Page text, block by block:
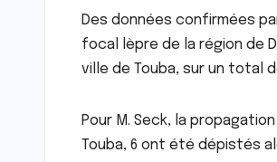
Des données confirmées
focal lèpre de la région de
ville de Touba, sur un total
Pour M. Seck, la
Touba, 6 ont été dépistés